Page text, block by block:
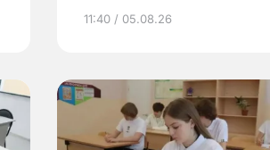
11:40 / 05.08.26